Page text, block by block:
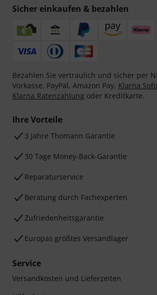
Sicher einkaufen & bezahlen
Bezahlen Sie vertraulich und sicher per
Vorkasse, PayPal, Amazon Pay, Klarna
Klarna Ratenzahlung oder Kreditkarte.
Ihre Vorteile
3 Jahre Thomann Garantie
30 Tage Money-Back-Garantie
Reparaturservice
Beratung durch Fachexperten
Zufriedenheitsgarantie
Europas größtes Versandlager
Service
Versandkosten und Lieferzeiten